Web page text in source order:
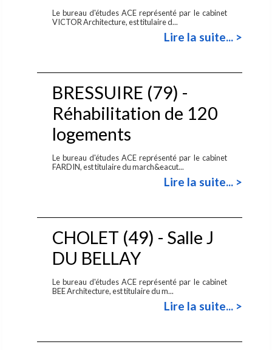
Le bureau d'études ACE représenté par le cabinet
VICTOR Architecture, est titulaire d...
Lire la suite... >
BRESSUIRE (79) -
Réhabilitation de 120
logements
Le bureau d'études ACE représenté par le cabinet
FARDIN, est titulaire du march&eacut...
Lire la suite... >
CHOLET (49) - Salle J
DU BELLAY
Le bureau d'études ACE représenté par le cabinet
BEE Architecture, est titulaire du m...
Lire la suite... >